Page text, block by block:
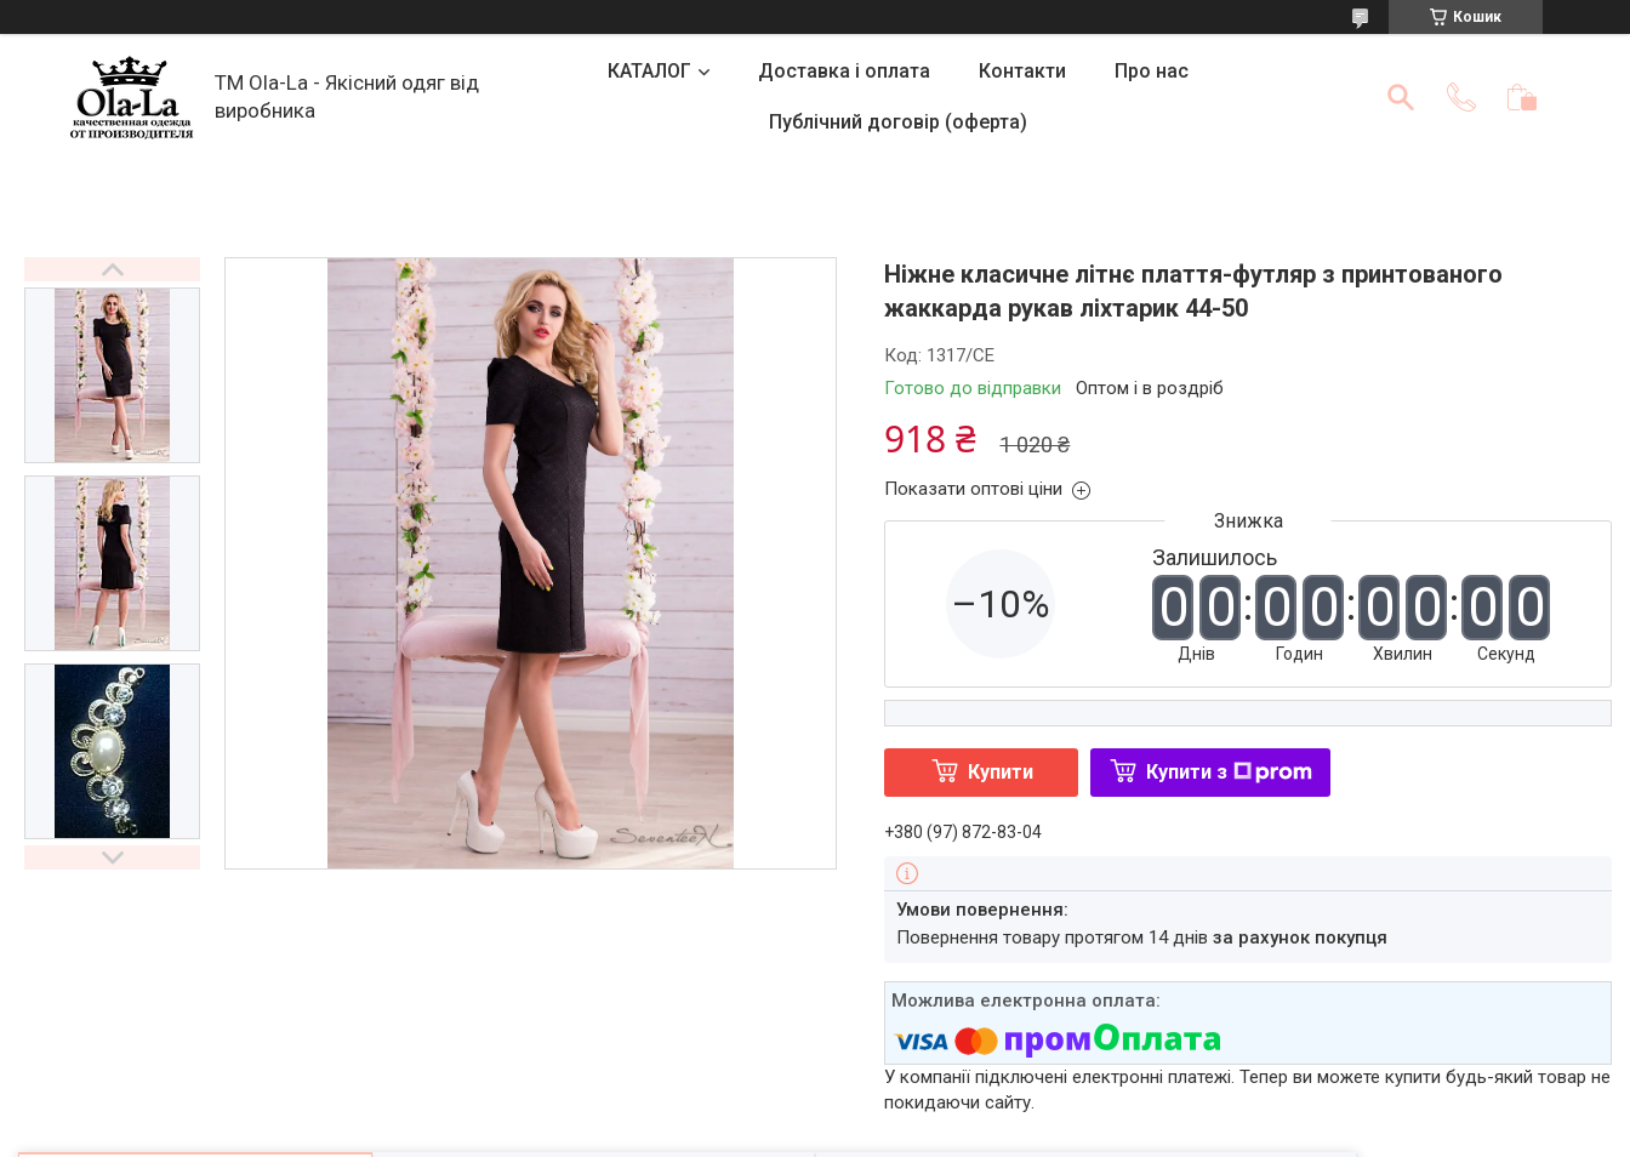
Кошик
TM Ola-La - Якісний одяг від
виробника
КАТАЛОГ Доставка і оплата Контакти Про нас
Публічний договір (оферта)
Ніжне класичне літнє плаття-футляр з принтованого
жаккарда рукав ліхтарик 44-50
Готово до відправки Оптом і в роздріб
Код: 1317/СЕ
1 020 ₴
918 ₴
Показати оптові ціни
–10%
Залишилось
0 0
Днів
0 0
Годин
0 0
Хвилин
0 0
Секунд
Купити Купити з
+380 (97) 872-83-04
повернення товару протягом 14 днівза рахунок покупця
У компанії підключені електронні платежі. Тепер ви можете купити будь-який товар не
покидаючи сайту.